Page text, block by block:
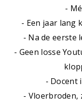
-
- Een jaar lang
- Na de eerste
- Geen losse
- Docent
- Vloerbroden,